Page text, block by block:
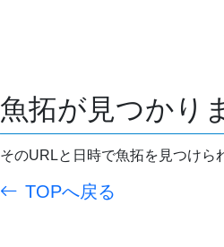
魚拓が見つかり
そのURLと日時で魚拓を見つけら
TOPへ戻る